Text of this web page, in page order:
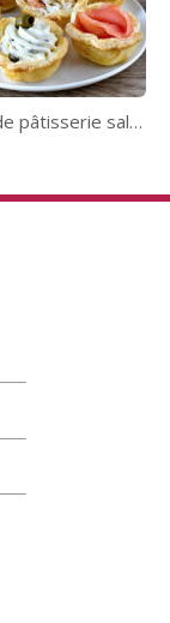
Paniers de pâtisserie salés